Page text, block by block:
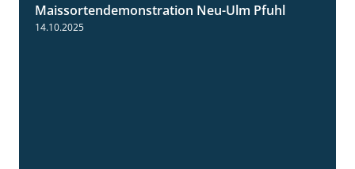
7:10
Maissortendemonstration Neu-Ulm Pfuhl
14.10.2025